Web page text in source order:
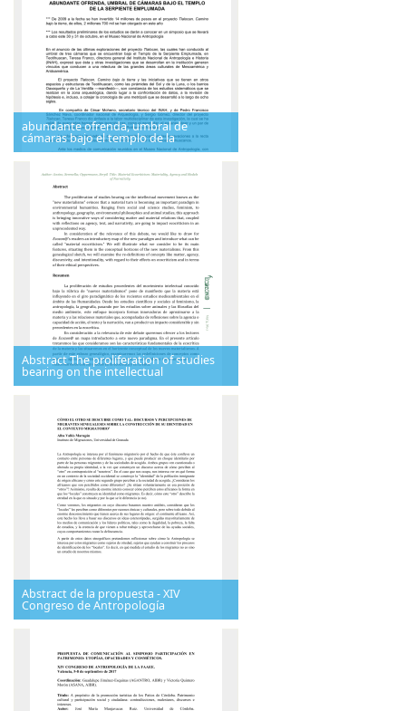
abundante ofrenda, umbral de
cámaras bajo el templo de la
Abstract The proliferation of studies
bearing on the intellectual
Abstract de la propuesta - XIV
Congreso de Antropología